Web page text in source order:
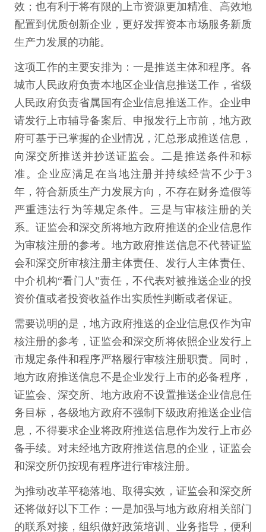
效；也有利于将有限的上市资源更加精准、高效地
配置到优质创新企业，更好发挥资本市场服务新质
生产力发展的功能。
这项工作的主要安排为：一是推送主体和程序。各
城市人民政府负责本地区企业信息推送工作，省级
人民政府负责省属国有企业信息推送工作。企业申
请发行上市辅导备案后、申报发行上市前，地方政
府可基于已掌握的企业情况，汇总形成推送信息，
向深交所推送并抄送证监会。二是推送条件和标
准。企业应满足在当地注册并持续经营不少于3
年，符合新质生产力发展方向，不存在财务造假等
严重违法行为等规定条件。三是与审核注册的关
系。证监会和深交所将地方政府推送的企业信息作
为审核注册的参考。地方政府推送信息不代替证监
会和深交所审核注册主体责任、发行人主体责任、
中介机构“看门人”责任，不代表对被推送企业的投
资价值或者投资收益作出实质性判断或者保证。
需要说明的是，地方政府推送的企业信息仅作为审
核注册的参考，证监会和深交所将依照企业发行上
市规定条件和程序严格履行审核注册职责。同时，
地方政府推送信息不是企业发行上市的必备程序，
证监会、深交所、地方政府不设置推送企业信息任
务目标，各级地方政府不强制下级政府推送企业信
息，不得要求企业将政府推送信息作为发行上市必
备手续。对未经地方政府推送信息的企业，证监会
和深交所仍按现有程序进行审核注册。
为推动改革平稳落地、取得实效，证监会和深交所
还将做好以下工作：一是加强与地方政府相关部门
的联系对接，组织做好政策培训、业务指导，便利